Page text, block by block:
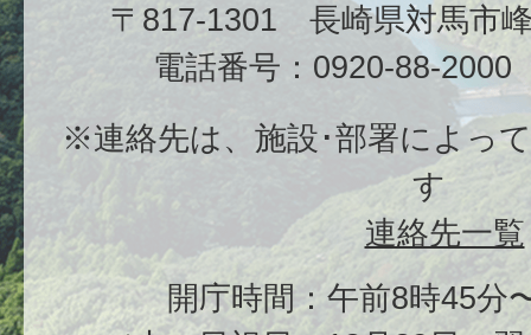
〒817-1301 長崎県対馬市
電話番号：0920-88-2000
※連絡先は、施設･部署によっ
す
連絡先一覧
開庁時間：午前8時45分